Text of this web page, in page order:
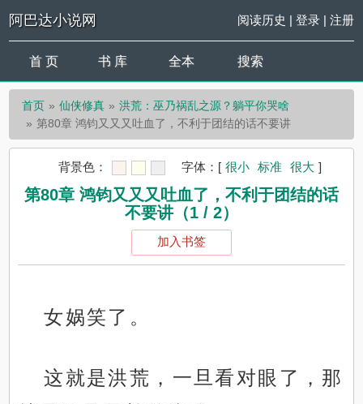
阿巴达小说网 阅读历史 | 登录| 注册
首 页 书 库 全本 搜索
首页 仙侠修真
洪荒：巫乃祸乱之源？躺平你哭啥
第80章 鸿钧又又又吐血了，不利于团结的话不要讲
背景色： 字体： [ 很小 标准 很大 ]
第80章 鸿钧又又又吐血了，不利于团结的话
不要讲（1 / 2）
加入书签
女娲笑了。
这就是洪荒，一旦看对眼了，那